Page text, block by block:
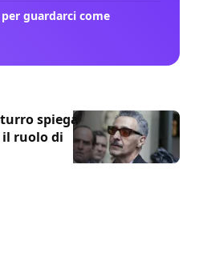
guardarci come
spiega
il ruolo di